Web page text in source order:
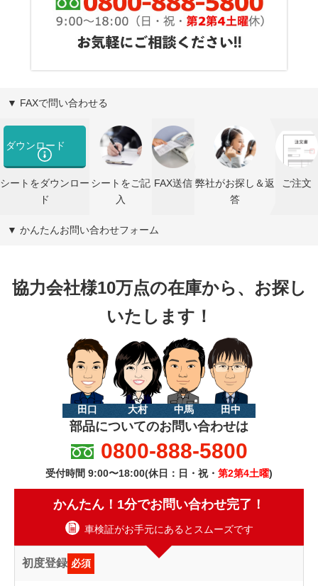
▼ FAXで問い合わせる
ダウンロード
シートをダウンロー
ド
シートをご記
入
FAX送信 弊社がお探し＆返
答
ご注文
▼ かんたんお問い合わせフォーム
協力会社様10万点の在庫から、お探し
いたします！
田口 大村 中馬 田中
部品についてのお問い合わせは
0800-888-5800
受付時間 9:00〜18:00(休日：日・祝・ 第2第4土曜)
かんたん！1分でお問い合わせ完了！
車検証がお手元にあるとスムーズです
初度登録 必須